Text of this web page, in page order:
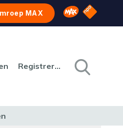
MAX Omroep MAX
NPO
Registreren